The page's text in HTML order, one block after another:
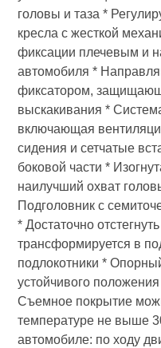
головы и таза *
кресла с жесткой
фиксации плечевым и
автомобиля *
фиксатором,
выскакивания *
включающая
сидения и сетчатые
боковой части *
наилучший охват
Подголовник с
* Достаточно
трансформируется в
подлокотники *
устойчивого
Съемное покрытие
температуре не выше
автомобиле: по ходу